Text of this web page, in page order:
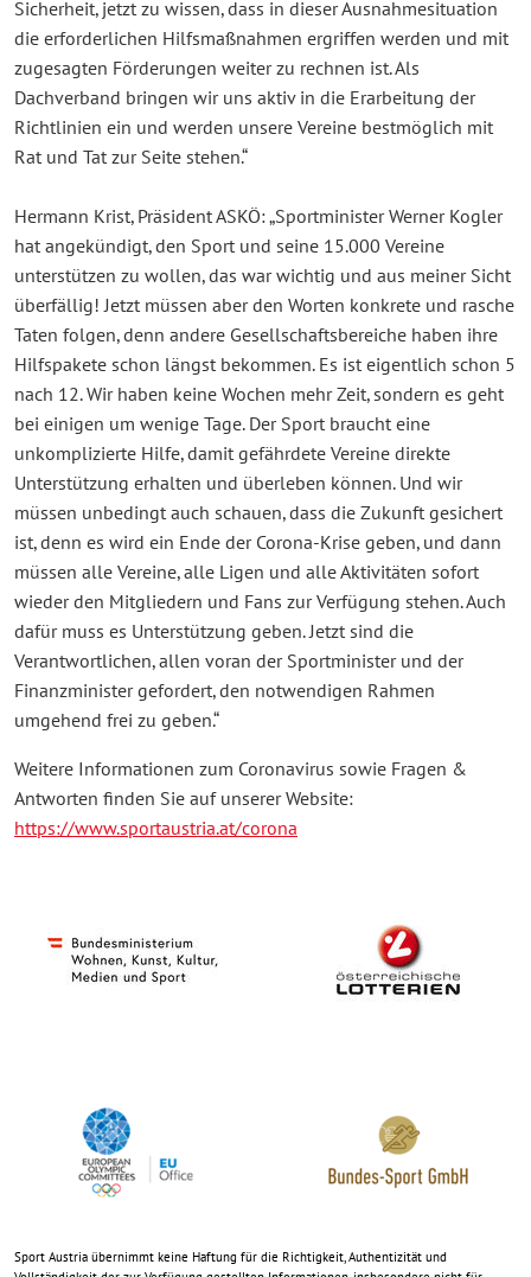
Sicherheit, jetzt zu wissen, dass in dieser Ausnahmesituation
die erforderlichen Hilfsmaßnahmen ergriffen werden und mit
zugesagten Förderungen weiter zu rechnen ist. Als
Dachverband bringen wir uns aktiv in die Erarbeitung der
Richtlinien ein und werden unsere Vereine bestmöglich mit
Rat und Tat zur Seite stehen.“
Hermann Krist, Präsident ASKÖ: „Sportminister Werner Kogler
hat angekündigt, den Sport und seine 15.000 Vereine
unterstützen zu wollen, das war wichtig und aus meiner Sicht
überfällig! Jetzt müssen aber den Worten konkrete und rasche
Taten folgen, denn andere Gesellschaftsbereiche haben ihre
Hilfspakete schon längst bekommen. Es ist eigentlich schon 5
nach 12. Wir haben keine Wochen mehr Zeit, sondern es geht
bei einigen um wenige Tage. Der Sport braucht eine
unkomplizierte Hilfe, damit gefährdete Vereine direkte
Unterstützung erhalten und überleben können. Und wir
müssen unbedingt auch schauen, dass die Zukunft gesichert
ist, denn es wird ein Ende der Corona-Krise geben, und dann
müssen alle Vereine, alle Ligen und alle Aktivitäten sofort
wieder den Mitgliedern und Fans zur Verfügung stehen. Auch
dafür muss es Unterstützung geben. Jetzt sind die
Verantwortlichen, allen voran der Sportminister und der
Finanzminister gefordert, den notwendigen Rahmen
umgehend frei zu geben.“
Weitere Informationen zum Coronavirus sowie Fragen &
Antworten finden Sie auf unserer Website:
https://www.sportaustria.at/corona
Sport Austria übernimmt keine Haftung für die Richtigkeit, Authentizität und